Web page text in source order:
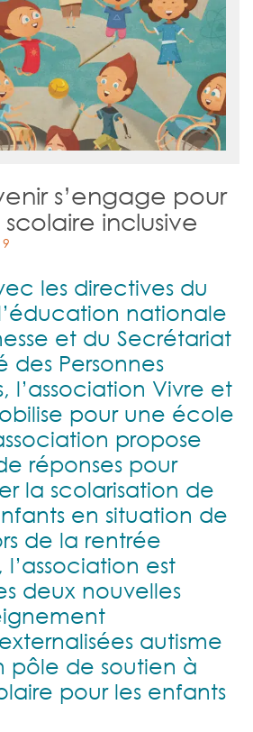
s’engage pour
inclusive
les directives du
nationale
et du Secrétariat
des Personnes
l’association Vivre et
pour une école
propose
réponses pour
la scolarisation de
en situation de
de la rentrée
l’association est
deux nouvelles
autisme
pôle de soutien à
pour les enfants